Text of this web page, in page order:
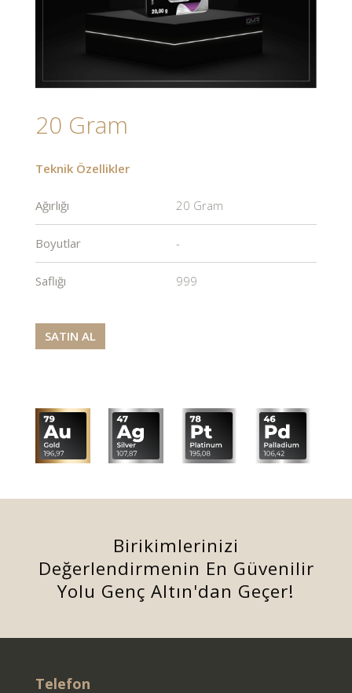
20 Gram
Teknik Özellikler
Ağırlığı 20 Gram
Boyutlar -
Saflığı 999
SATIN AL
Birikimlerinizi
Değerlendirmenin En Güvenilir
Yolu Genç Altın'dan Geçer!
Telefon